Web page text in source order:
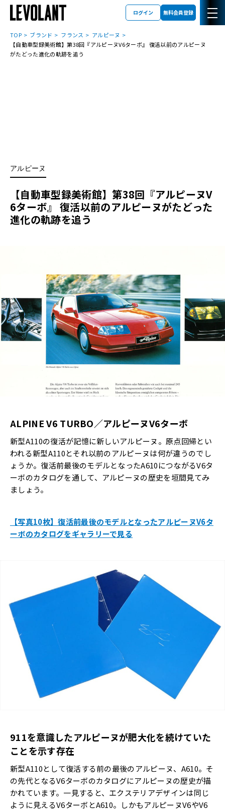
ログイン 無料会員登録
TOP ブランド フランス
アルピーヌ
【自動車型録美術館】第38回『アルピーヌV6ターボ』 復活以前のアルピーヌ
がたどった進化の軌跡を追う
アルピーヌ
【自動車型録美術館】第38回『アルピーヌV
6ターボ』 復活以前のアルピーヌがたどった
進化の軌跡を追う
ALPINE V6 TURBO／アルピーヌV6ターボ
新型A110の復活が記憶に新しいアルピーヌ。原点回帰とい
われる新型A110とそれ以前のアルピーヌは何が違うのでし
ょうか。復活前最後のモデルとなったA610につながるV6タ
ーボのカタログを通して、アルピーヌの歴史を垣間見てみ
ましょう。
【写真10枚】復活前最後のモデルとなったアルピーヌV6タ
ーボのカタログをギャラリーで見る
911を意識したアルピーヌが肥大化を続けていた
ことを示す存在
新型A110として復活する前の最後のアルピーヌ、A610。そ
の先代となるV6ターボのカタログにアルピーヌの歴史が描
かれています。一見すると、エクステリアデザインは同じ
ように見えるV6ターボとA610。しかもアルピーヌV6やV6